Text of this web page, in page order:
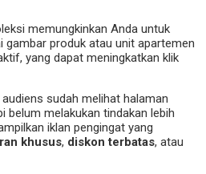
memungkinkan Anda untuk
gambar produk atau unit apartemen
yang dapat meningkatkan klik
audiens sudah melihat halaman
belum melakukan tindakan lebih
iklan pengingat yang
khusus, diskon terbatas, atau